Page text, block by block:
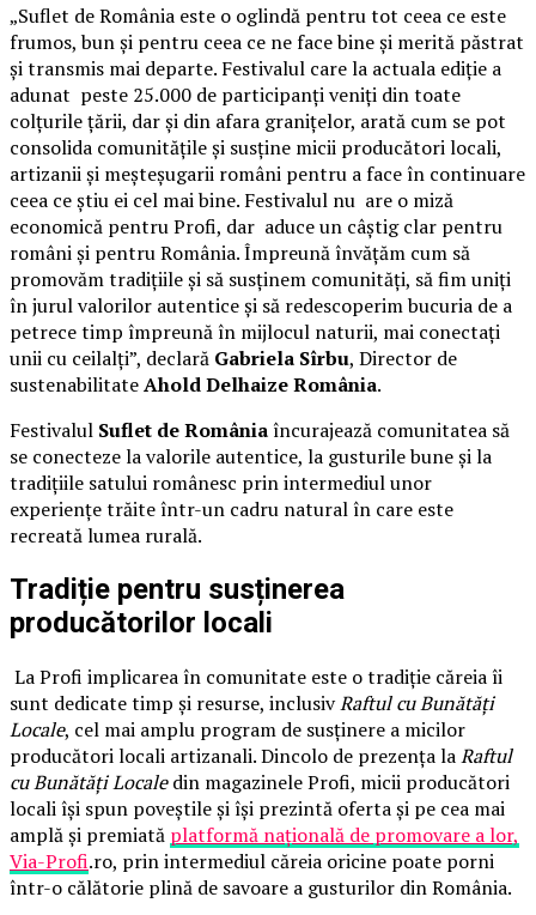
„Suflet de România este o oglindă pentru tot ceea ce este
frumos, bun și pentru ceea ce ne face bine și merită păstrat
și transmis mai departe. Festivalul care la actuala ediție a
adunat peste 25.000 de participanți veniți din toate
colțurile țării, dar și din afara granițelor, arată cum se pot
consolida comunitățile și susține micii producători locali,
artizanii și meșteșugarii români pentru a face în continuare
ceea ce știu ei cel mai bine. Festivalul nu are o miză
economică pentru Profi, dar aduce un câștig clar pentru
români și pentru România. Împreună învățăm cum să
promovăm tradițiile și să susținem comunități, să fim uniți
în jurul valorilor autentice și să redescoperim bucuria de a
petrece timp împreună în mijlocul naturii, mai conectați
unii cu ceilalți”, declară Gabriela Sîrbu, Director de
sustenabilitateAhold Delhaize România.
Festivalul Suflet de Româniaîncurajează comunitatea să
se conecteze la valorile autentice, la gusturile bune și la
tradițiile satului românesc prin intermediul unor
experiențe trăite într-un cadru natural în care este
recreată lumea rurală.
Tradiție pentru susținerea
producătorilor locali
La Profi implicarea în comunitate este o tradiție căreia îi
sunt dedicate timp și resurse, inclusivRaftul cu Bunătăți
Locale, cel mai amplu program de susținere a micilor
producători locali artizanali. Dincolo de prezența laRaftul
cu Bunătăți Localedin magazinele Profi, micii producători
locali își spun poveștile și își prezintă oferta și pe cea mai
amplă și premiată platformă națională de promovare a lor,
Via-Profi.ro, prin intermediul căreia oricine poate porni
într-o călătorie plină de savoare a gusturilor din România.